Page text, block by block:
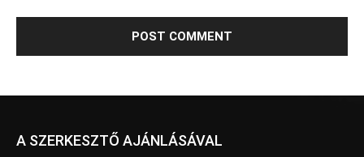
A SZERKESZTŐ AJÁNLÁSÁVAL